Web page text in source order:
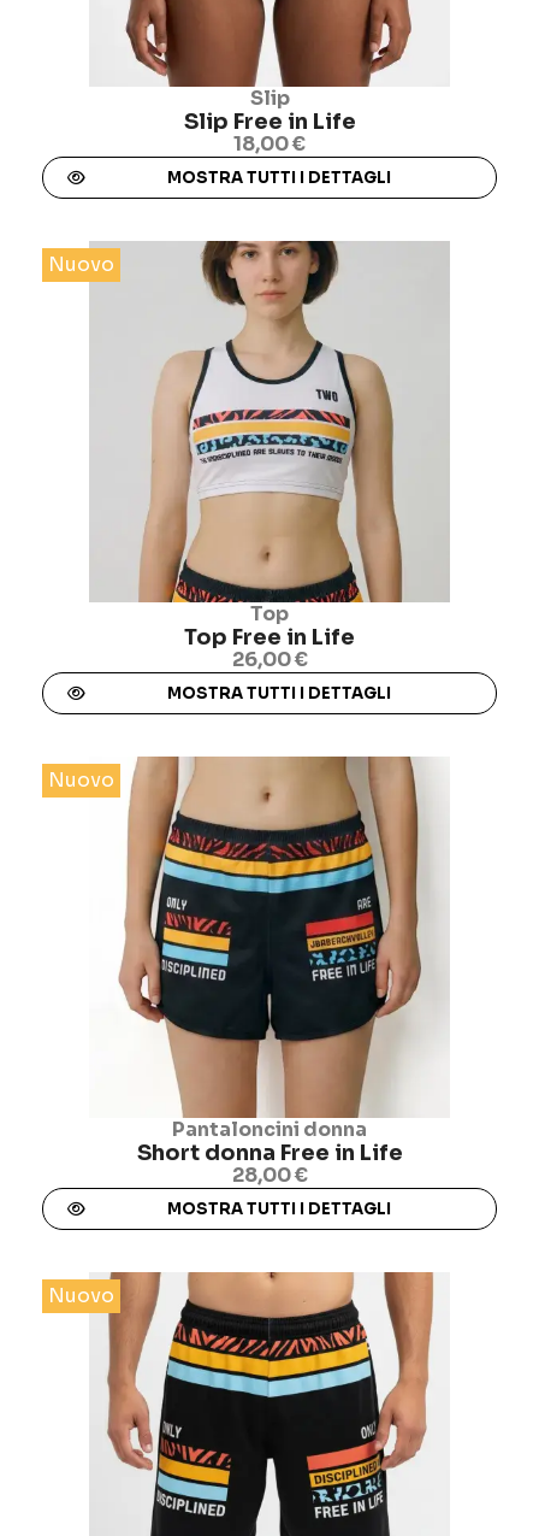
Slip
Slip Free in Life
18,00 €
MOSTRA TUTTI I DETTAGLI
Nuovo
Top
Top Free in Life
26,00 €
MOSTRA TUTTI I DETTAGLI
Nuovo
Pantaloncini donna
Short donna Free in Life
28,00 €
MOSTRA TUTTI I DETTAGLI
Nuovo